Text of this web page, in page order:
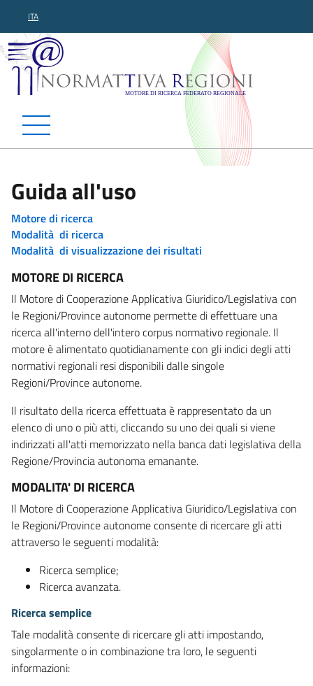
ITA
Normattiva Regioni -
Guida all'uso
Motore di ricerca
Modalità di ricerca
Modalità di visualizzazione dei risultati
MOTORE DI RICERCA
Il Motore di Cooperazione Applicativa Giuridico/Legislativa con
le Regioni/Province autonome permette di effettuare una
ricerca all'interno dell'intero corpus normativo regionale. Il
motore è alimentato quotidianamente con gli indici degli atti
normativi regionali resi disponibili dalle singole
Regioni/Province autonome.
Il risultato della ricerca effettuata è rappresentato da un
elenco di uno o più atti, cliccando su uno dei quali si viene
indirizzati all'atti memorizzato nella banca dati legislativa della
Regione/Provincia autonoma emanante.
MODALITA' DI RICERCA
Il Motore di Cooperazione Applicativa Giuridico/Legislativa con
le Regioni/Province autonome consente di ricercare gli atti
attraverso le seguenti modalità:
Ricerca semplice;
Ricerca avanzata.
Ricerca semplice
Tale modalità consente di ricercare gli atti impostando,
singolarmente o in combinazione tra loro, le seguenti
informazioni: